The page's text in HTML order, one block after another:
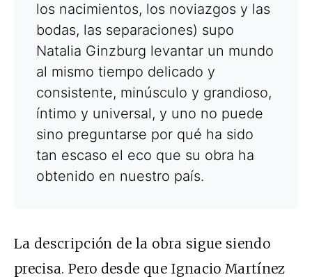
los nacimientos, los noviazgos y las
bodas, las separaciones) supo
Natalia Ginzburg levantar un mundo
al mismo tiempo delicado y
consistente, minúsculo y grandioso,
íntimo y universal, y uno no puede
sino preguntarse por qué ha sido
tan escaso el eco que su obra ha
obtenido en nuestro país.
La descripción de la obra sigue siendo
precisa. Pero desde que Ignacio Martínez